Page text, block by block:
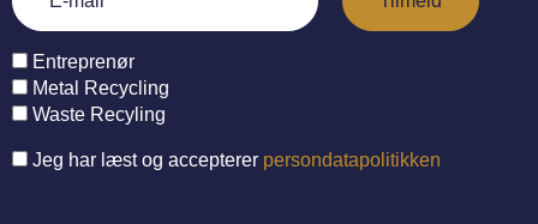
Entreprenør
Metal Recycling
Waste Recyling
Jeg har læst og accepterer persondatapolitikken